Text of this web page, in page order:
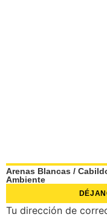
Arenas Blancas /
Ambiente
Tu dirección de